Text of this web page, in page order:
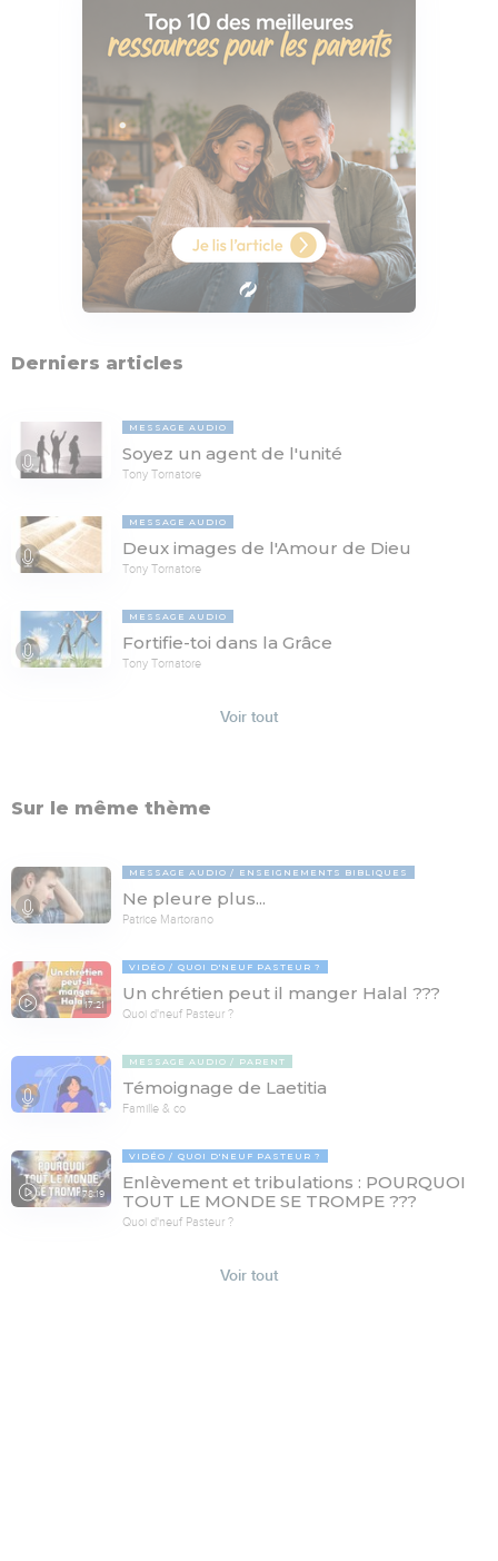
Derniers articles
MESSAGE AUDIO
Soyez un agent de l'unité
Tony Tornatore
MESSAGE AUDIO
Deux images de l'Amour de Dieu
Tony Tornatore
MESSAGE AUDIO
Fortifie-toi dans la Grâce
Tony Tornatore
Voir tout
Sur le même thème
MESSAGE AUDIO ENSEIGNEMENTS BIBLIQUES
Ne pleure plus...
Patrice Martorano
17:21
VIDÉO QUOI D'NEUF PASTEUR ?
Un chrétien peut il manger Halal ???
Quoi d'neuf Pasteur ?
MESSAGE AUDIO PARENT
Témoignage de Laetitia
Famille & co
78:19
VIDÉO QUOI D'NEUF PASTEUR ?
Enlèvement et tribulations : POURQUOI
TOUT LE MONDE SE TROMPE ???
Quoi d'neuf Pasteur ?
Voir tout